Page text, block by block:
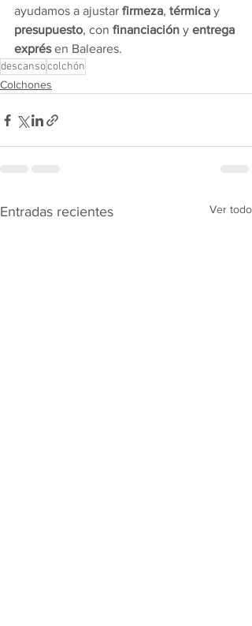
ayudamos a ajustar firmeza, térmica y
presupuesto, con financiación y entrega
exprés en Baleares.
descansocolchón
Colchones
Entradas recientes Ver todo